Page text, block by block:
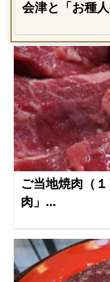
会津と「お種人
ご当地焼肉（
肉」...